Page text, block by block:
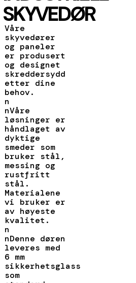
SKYVEDØR
Våre
skyvedører
og paneler
er produsert
og designet
skreddersydd
etter dine
behov.
n
nVåre
løsninger er
håndlaget av
dyktige
smeder som
bruker stål,
messing og
rustfritt
stål.
Materialene
vi bruker er
av høyeste
kvalitet.
n
nDenne døren
leveres med
6 mm
sikkerhetsglass
som